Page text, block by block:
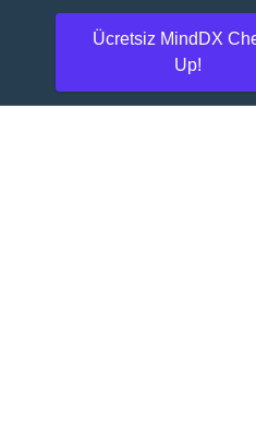
Ücretsiz MindDX
Up!